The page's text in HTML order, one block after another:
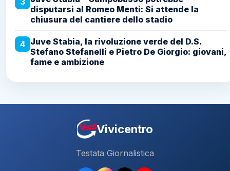
disputarsi al Romeo Menti: Si attende la
chiusura del cantiere dello stadio
4 Juve Stabia, la rivoluzione verde del D.S.
Stefano Stefanelli e Pietro De Giorgio: giovani,
fame e ambizione
Vivicentro
Testata Giornalistica